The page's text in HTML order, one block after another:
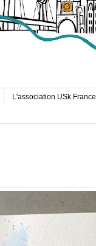
L'association USk France